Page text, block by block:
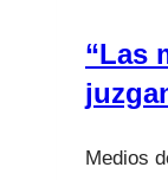
“Las